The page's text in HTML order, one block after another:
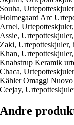
Souha,
Holmegaard Arc
Arnel,
Assie,
Zaki, Urtepotteskjuler,
Khan,
Knabstrup Keramik
Chaca,
Kähler Omaggi
Ceejay,
Andre